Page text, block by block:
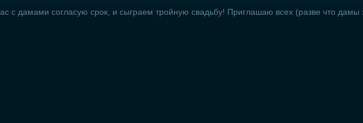
с дамами согласую срок, и сыграем тройную свадьбу! Приглашаю всех (разве что дамы